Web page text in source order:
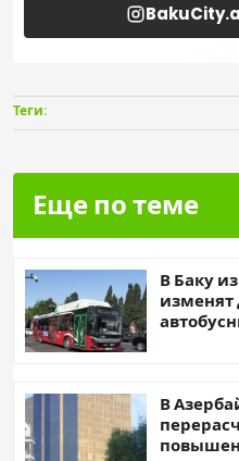
Теги:
Еще по теме
В Баку
В